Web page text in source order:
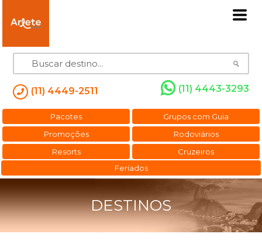
(11) 4449-2511 (11) 4443-3293
Pacotes
Grupos com Guia
Promoções
Rodoviários
Resorts
Cruzeiros
Feriados
DESTINOS